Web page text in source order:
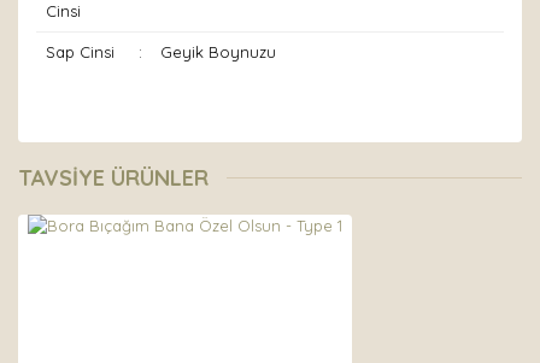
Cinsi
Sap Cinsi : Geyik Boynuzu
Bu ürüne ilk yorumu siz yapın!
formunu kullanarak tarafımıza iletebilirsiniz.
TAVSİYE ÜRÜNLER